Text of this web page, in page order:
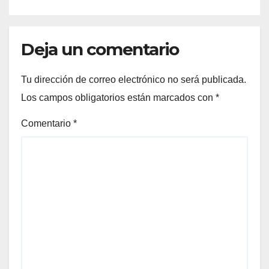
Deja un comentario
Tu dirección de correo electrónico no será publicada.
Los campos obligatorios están marcados con *
Comentario *